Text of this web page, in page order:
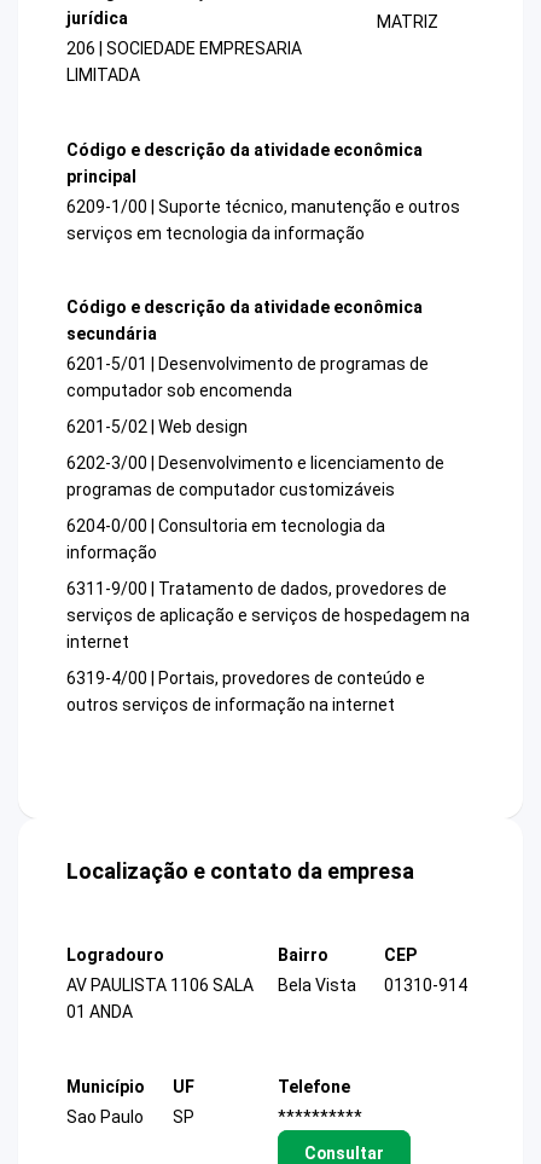
jurídica
206 | SOCIEDADE EMPRESARIA
LIMITADA
MATRIZ
Código e descrição da atividade econômica
principal
6209-1/00 | Suporte técnico, manutenção e outros
serviços em tecnologia da informação
Código e descrição da atividade econômica
secundária
6201-5/01 | Desenvolvimento de programas de
computador sob encomenda
6201-5/02 | Web design
6202-3/00 | Desenvolvimento e licenciamento de
programas de computador customizáveis
6204-0/00 | Consultoria em tecnologia da
informação
6311-9/00 | Tratamento de dados, provedores de
serviços de aplicação e serviços de hospedagem na
internet
6319-4/00 | Portais, provedores de conteúdo e
outros serviços de informação na internet
Localização e contato da empresa
Logradouro
AV PAULISTA 1106 SALA
01 ANDA
Bairro
Bela Vista
CEP
01310-914
Município
Sao Paulo
UF
SP
Telefone
**********
Consultar